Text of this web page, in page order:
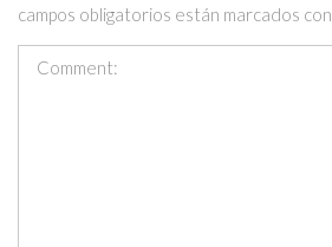
campos obligatorios están marcados con